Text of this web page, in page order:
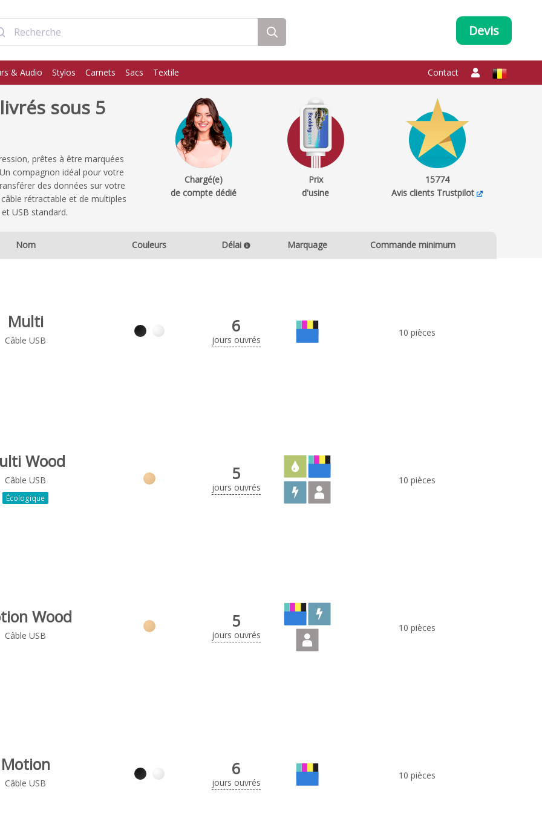
Devis
& Audio Stylos Carnets Sacs Textile Contact
sous 5
prêtes à être marquées
compagnon idéal pour votre
des données sur votre
rétractable et de multiples
USB standard.
Chargé(e)
de compte dédié
Prix
d'usine
15774
Avis clients Trustpilot
Nom Couleurs Délai Marquage Commande minimum
Multi
Câble USB
6
jours ouvrés
10 pièces
Wood
Câble USB
Écologique
5
jours ouvrés
10 pièces
Wood
Câble USB
5
jours ouvrés
10 pièces
Motion
Câble USB
6
jours ouvrés
10 pièces